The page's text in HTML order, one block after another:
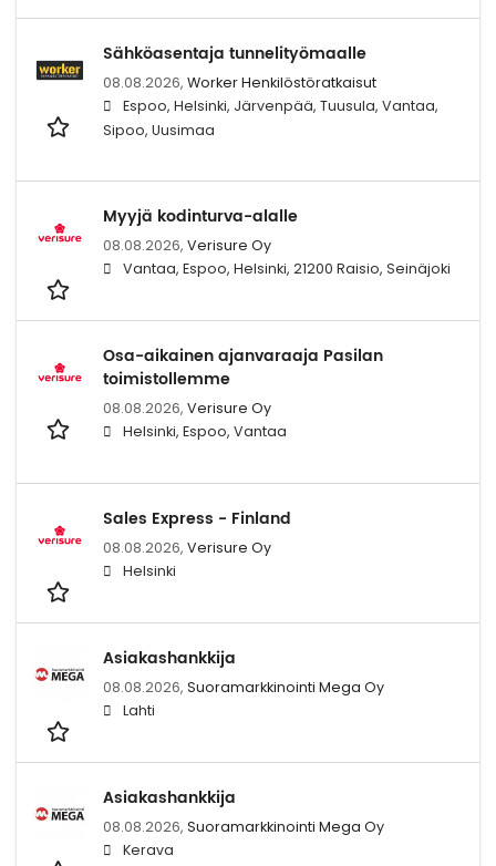
Sähköasentaja tunnelityömaalle
08.08.2026, Worker Henkilöstöratkaisut
Espoo, Helsinki, Järvenpää, Tuusula, Vantaa,
Sipoo, Uusimaa
Myyjä kodinturva-alalle
08.08.2026, Verisure Oy
Vantaa, Espoo, Helsinki, 21200 Raisio, Seinäjoki
Osa-aikainen ajanvaraaja Pasilan
toimistollemme
08.08.2026, Verisure Oy
Helsinki, Espoo, Vantaa
Sales Express - Finland
08.08.2026, Verisure Oy
Helsinki
Asiakashankkija
08.08.2026, Suoramarkkinointi Mega Oy
Lahti
Asiakashankkija
08.08.2026, Suoramarkkinointi Mega Oy
Kerava